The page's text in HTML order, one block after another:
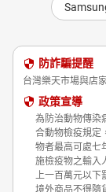
防詐騙提醒
台灣樂天市場與店
政策宣導
為防治動物傳染
合動物檢疫規定
物者最高可處七
施檢疫物之輸入
上一百萬元以下
境外商品不得隨